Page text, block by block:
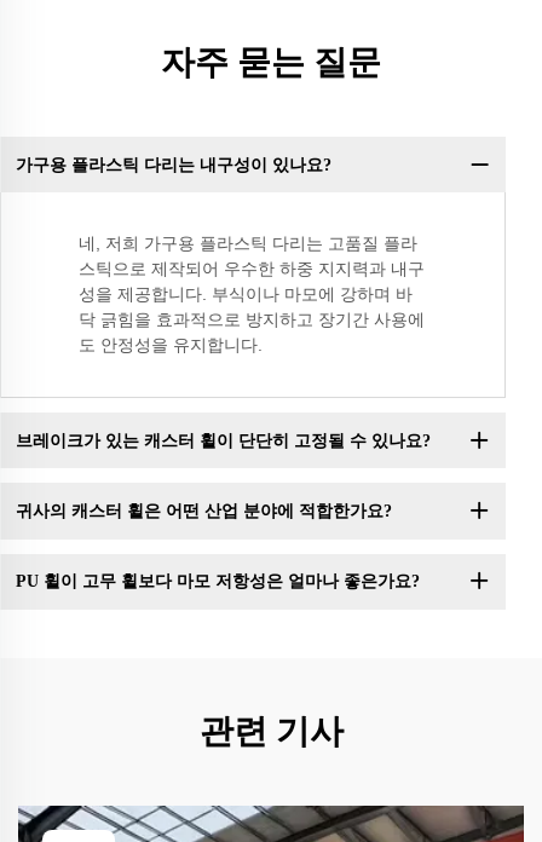
자주 묻는 질문
가구용 플라스틱 다리는 내구성이 있나요?
네, 저희 가구용 플라스틱 다리는 고품질 플라
스틱으로 제작되어 우수한 하중 지지력과 내구
성을 제공합니다. 부식이나 마모에 강하며 바
닥 긁힘을 효과적으로 방지하고 장기간 사용에
도 안정성을 유지합니다.
브레이크가 있는 캐스터 휠이 단단히 고정될 수 있나요?
귀사의 캐스터 휠은 어떤 산업 분야에 적합한가요?
PU 휠이 고무 휠보다 마모 저항성은 얼마나 좋은가요?
관련 기사